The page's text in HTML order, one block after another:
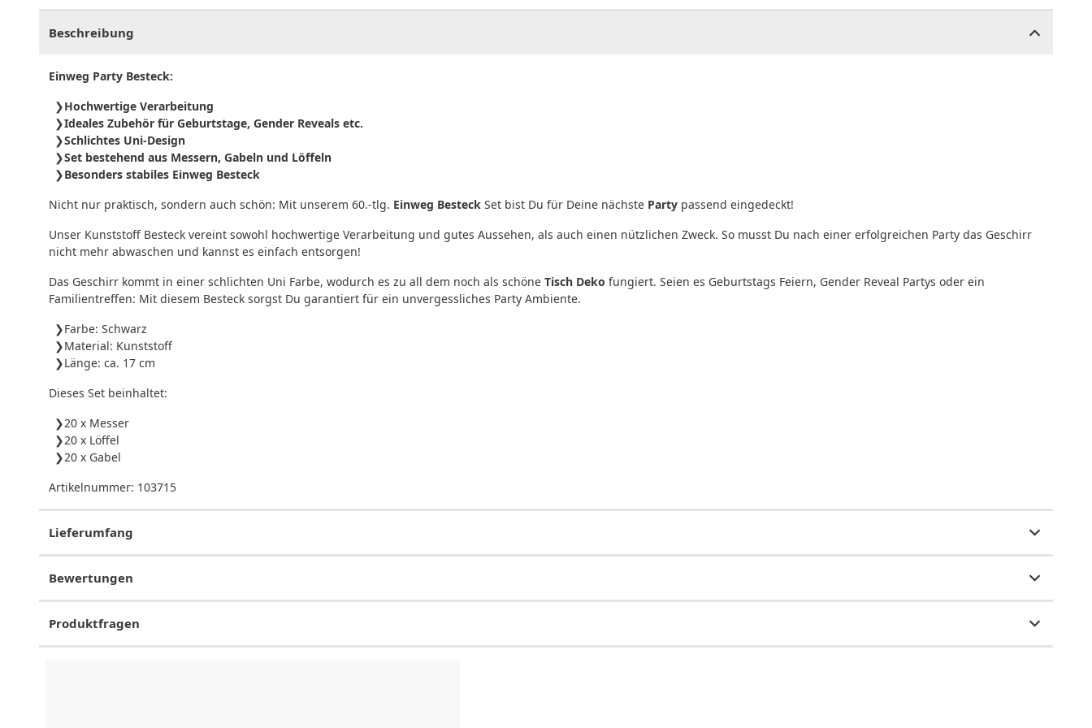
Beschreibung
Einweg Party Besteck:
Hochwertige Verarbeitung
Ideales Zubehör für Geburtstage, Gender Reveals etc.
Schlichtes Uni-Design
Set bestehend aus Messern, Gabeln und Löffeln
Besonders stabiles Einweg Besteck
Nicht nur praktisch, sondern auch schön: Mit unserem 60.-tlg. Einweg Besteck Set bist Du für Deine nächste Party passend eingedeckt!
Unser Kunststoff Besteck vereint sowohl hochwertige Verarbeitung und gutes Aussehen, als auch einen nützlichen Zweck. So musst Du nach einer erfolgreichen Party das Geschirr
nicht mehr abwaschen und kannst es einfach entsorgen!
Das Geschirr kommt in einer schlichten Uni Farbe, wodurch es zu all dem noch als schöne Tisch Deko fungiert. Seien es Geburtstags Feiern, Gender Reveal Partys oder ein
Familientreffen: Mit diesem Besteck sorgst Du garantiert für ein unvergessliches Party Ambiente.
Farbe: Schwarz
Material: Kunststoff
Länge: ca. 17 cm
Dieses Set beinhaltet:
20 x Messer
20 x Löffel
20 x Gabel
Artikelnummer: 103715
Lieferumfang
Bewertungen
Produktfragen